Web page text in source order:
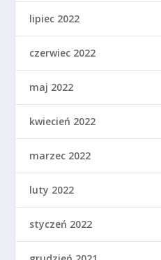
lipiec 2022
czerwiec 2022
maj 2022
kwiecień 2022
marzec 2022
luty 2022
styczeń 2022